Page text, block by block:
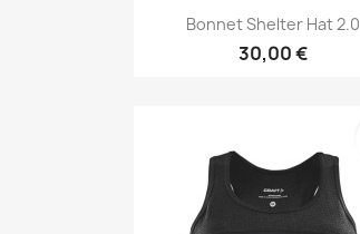
Vista rápida
Bonnet Shelter Hat 2.0
30,00 €